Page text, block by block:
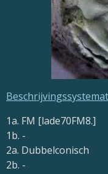
1a. FM [lade70FM8.]
1b. -
2a. Dubbelconisch
2b. -